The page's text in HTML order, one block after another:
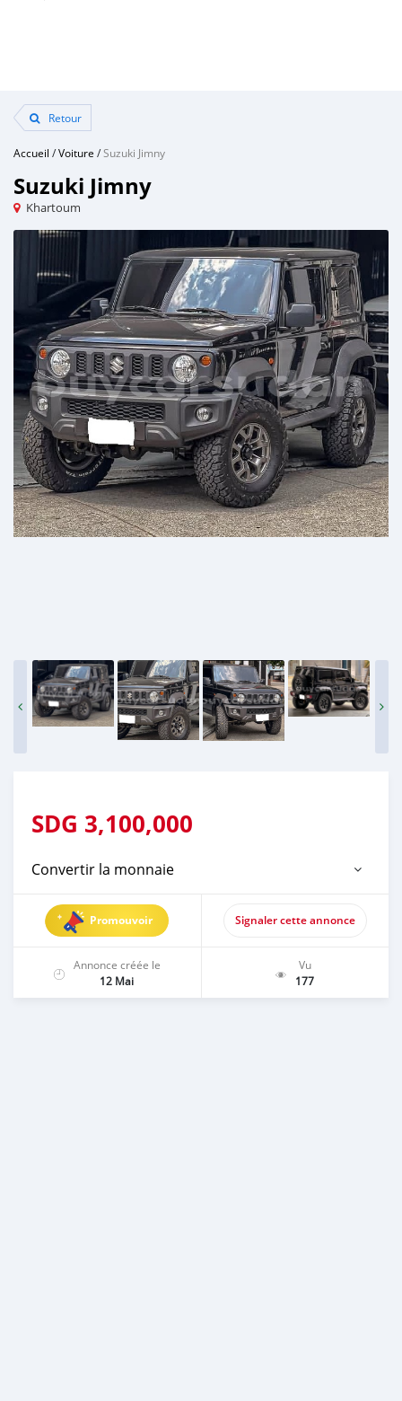
Retour
Accueil /Voiture /Suzuki Jimny
Suzuki Jimny
Khartoum
SDG 3,100,000
Convertir la monnaie
Promouvoir Signaler cette annonce
Annonce créée le
12 Mai
Vu
177